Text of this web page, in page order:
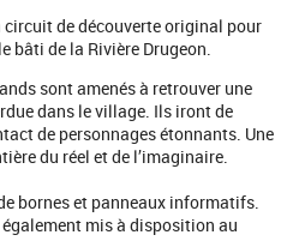
circuit de découverte original pour
de la Rivière Drugeon.
sont amenés à retrouver une
dans le village. Ils iront de
de personnages étonnants. Une
du réel et de l’imaginaire.
bornes et panneaux informatifs.
mis à disposition au